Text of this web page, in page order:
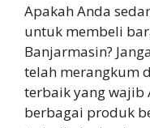
Apakah Anda
untuk membeli
Banjarmasin?
telah merangkum
terbaik yang wajib
berbagai produk